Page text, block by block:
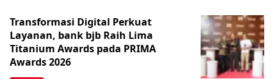
Transformasi Digital Perkuat
Layanan, bank bjb Raih Lima
Titanium Awards pada PRIMA
Awards 2026